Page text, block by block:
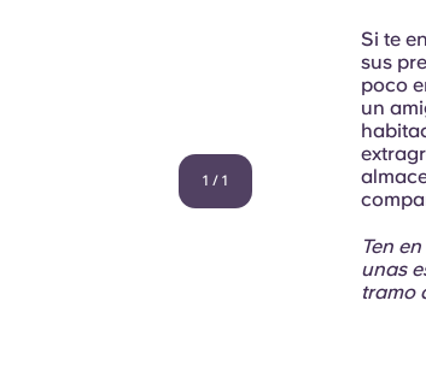
1 / 1
Si te
sus
poco
un
Ten
unas
tramo